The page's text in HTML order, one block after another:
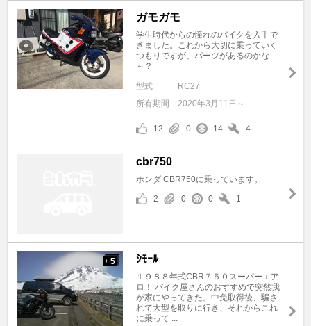
ガモガモ
学生時代からの憧れのバイクを入手で
きました。これから大切に乗っていく
つもりですが、パーツがあるのかな
～？
型式
RC27
所有期間
2020年3月11日～
12 0 14 4
cbr750
ホンダ CBR750に乗っています。
2
0 0 1
+ 5 ｼﾓｰﾙ
１９８８年式CBR７５０スーパーエア
ロ！ バイク屋さんのおすすめで突然我
が家にやってきた。中免取得後、騙さ
れて大型を取りに行き、それからこれ
に乗って ...